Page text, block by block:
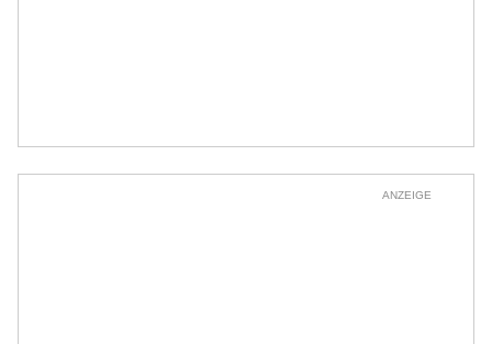
ANZEIGE